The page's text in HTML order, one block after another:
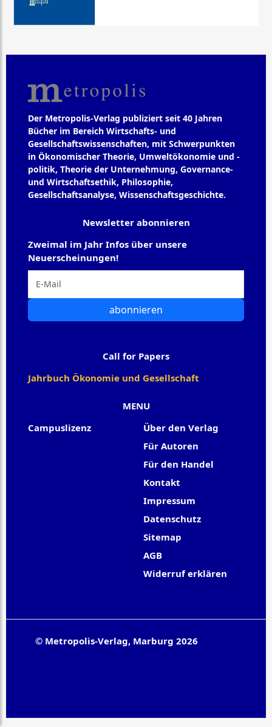
Der Metropolis-Verlag publiziert seit 40 Jahren
Bücher im Bereich Wirtschafts- und
Gesellschaftswissenschaften, mit Schwerpunkten
in Ökonomischer Theorie, Umweltökonomie und -
politik, Theorie der Unternehmung, Governance-
und Wirtschaftsethik, Philosophie,
Gesellschaftsanalyse, Wissenschaftsgeschichte.
MENU
Campuslizenz
Über den Verlag
Für Autoren
Für den Handel
Kontakt
Impressum
Datenschutz
Sitemap
AGB
Widerruf erklären
Newsletter abonnieren
Zweimal im Jahr Infos über unsere
Neuerscheinungen!
abonnieren
Call for Papers
Jahrbuch Ökonomie und Gesellschaft
© Metropolis-Verlag, Marburg 2026